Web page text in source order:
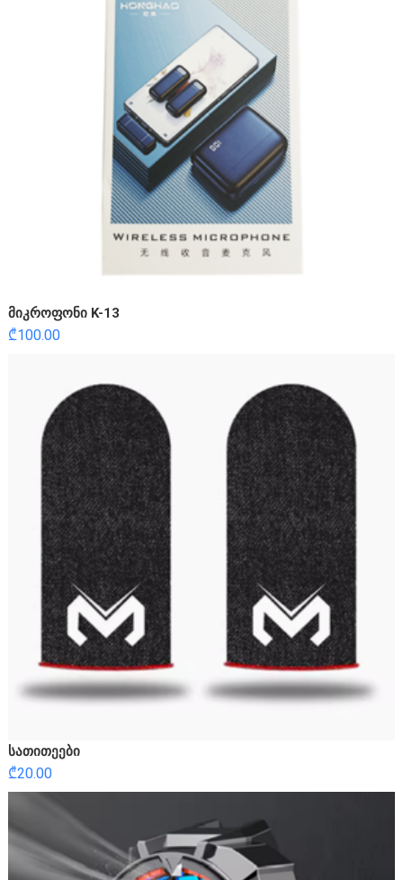
მიკროფონი K-13
₾100.00
სათითეები
₾20.00